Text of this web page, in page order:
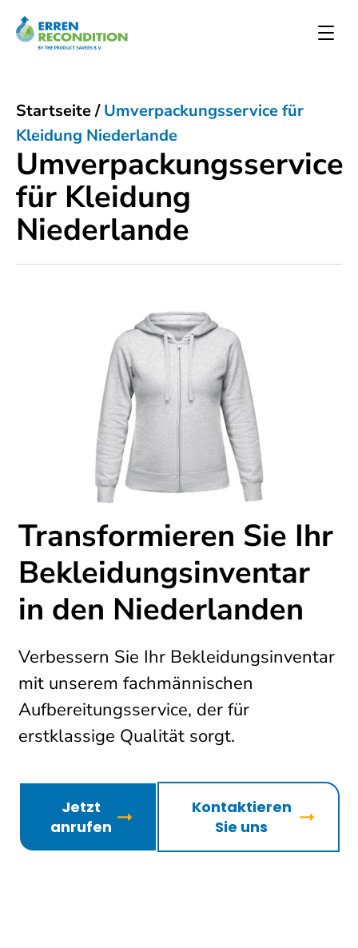
Umverpackungsservice
für Kleidung
Niederlande
Startseite/Umverpackungsservice für
Kleidung Niederlande
Transformieren Sie Ihr
Bekleidungsinventar
in den Niederlanden
Verbessern Sie Ihr Bekleidungsinventar
mit unserem fachmännischen
Aufbereitungsservice, der für
erstklassige Qualität sorgt.
Jetzt
anrufen
Kontaktieren
Sie uns